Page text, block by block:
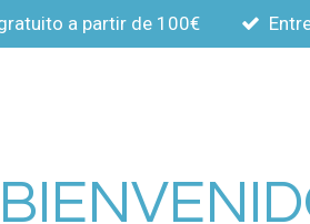
a partir de 100€